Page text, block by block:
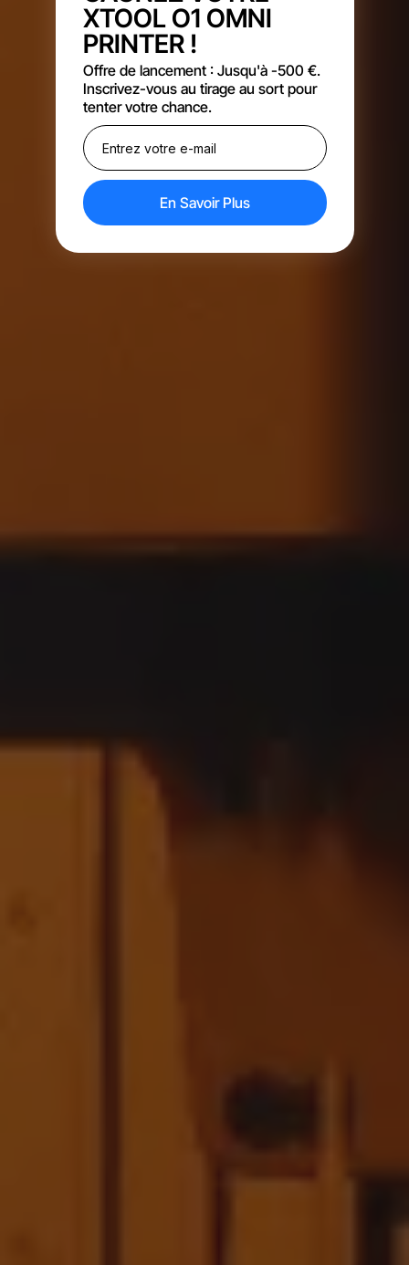
XTOOL O1 OMNI
PRINTER !
Offre de lancement : Jusqu'à -500 €.
Inscrivez-vous au tirage au sort pour
tenter votre chance.
En Savoir Plus